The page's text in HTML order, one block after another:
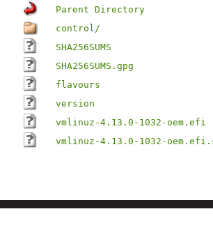
Parent Directory
control/
SHA256SUMS
SHA256SUMS.gpg
flavours
version
vmlinuz-4.13.0-1032-oem.efi
vmlinuz-4.13.0-1032-